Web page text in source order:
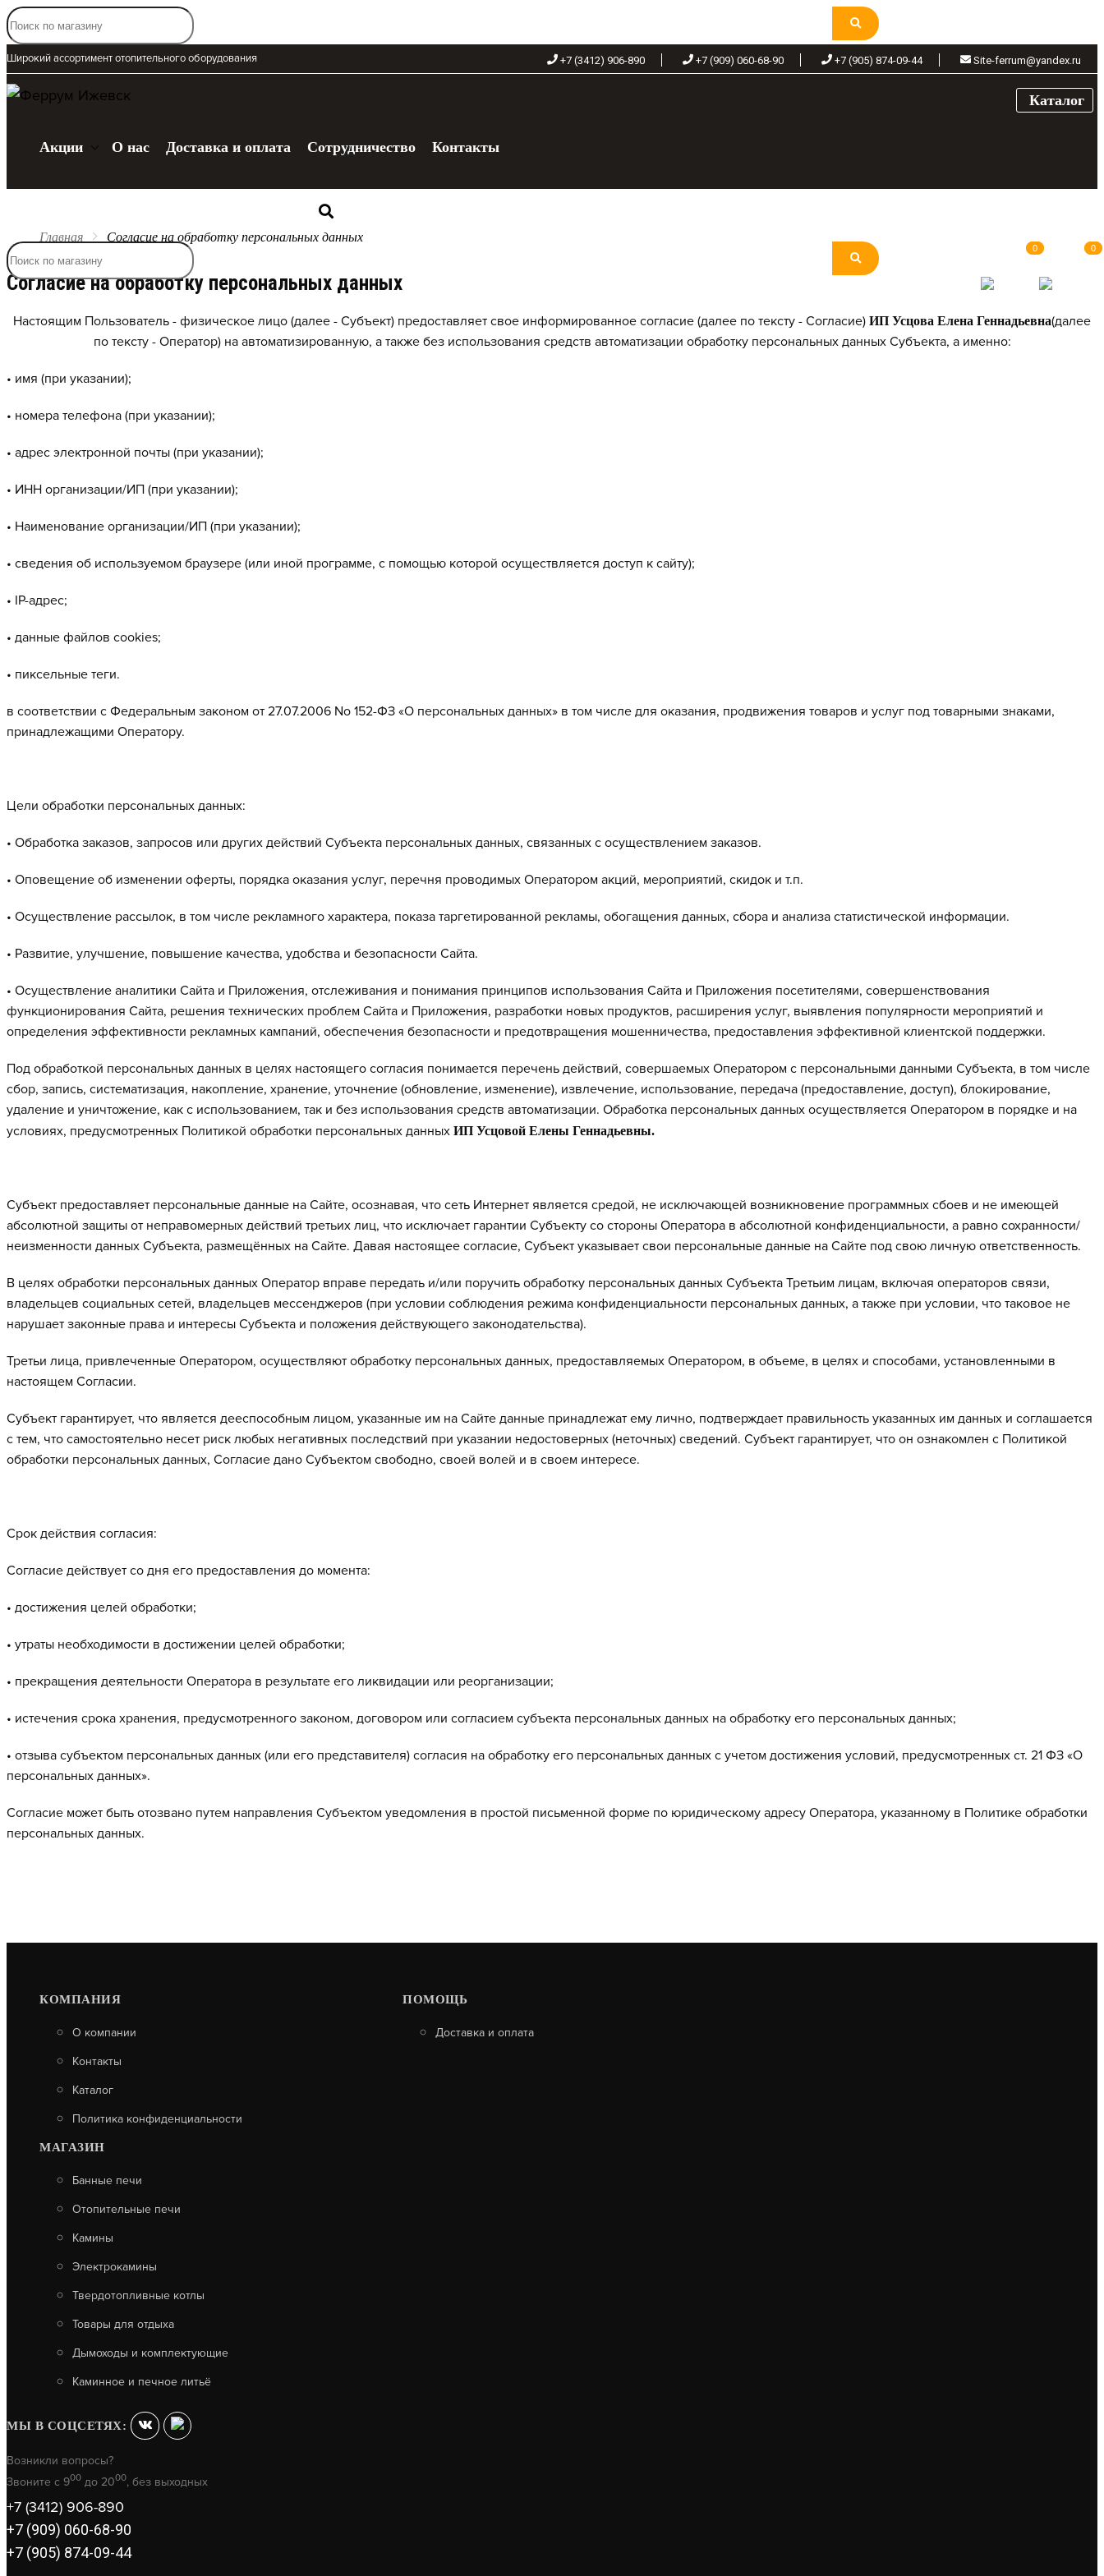
Широкий ассортимент отопительного оборудования +7 (3412) 906-890 +7 (909) 060-68-90 +7 (905) 874-09-44 Site-ferrum@yandex.ru
Каталог
Акции О нас Доставка и оплата Сотрудничество Контакты
0
0
0
0
Главная Согласие на обработку персональных данных
Согласие на обработку персональных данных
Настоящим Пользователь - физическое лицо (далее - Субъект) предоставляет свое информированное согласие (далее по тексту - Согласие) ИП Усцова Елена Геннадьевна(далее
по тексту - Оператор) на автоматизированную, а также без использования средств автоматизации обработку персональных данных Субъекта, а именно:
• имя (при указании);
• номера телефона (при указании);
• адрес электронной почты (при указании);
• ИНН организации/ИП (при указании);
• Наименование организации/ИП (при указании);
• сведения об используемом браузере (или иной программе, с помощью которой осуществляется доступ к сайту);
• IP-адрес;
• данные файлов cookies;
• пиксельные теги.
в соответствии с Федеральным законом от 27.07.2006 No 152-ФЗ «О персональных данных» в том числе для оказания, продвижения товаров и услуг под товарными знаками,
принадлежащими Оператору.
Цели обработки персональных данных:
• Обработка заказов, запросов или других действий Субъекта персональных данных, связанных с осуществлением заказов.
• Оповещение об изменении оферты, порядка оказания услуг, перечня проводимых Оператором акций, мероприятий, скидок и т.п.
• Осуществление рассылок, в том числе рекламного характера, показа таргетированной рекламы, обогащения данных, сбора и анализа статистической информации.
• Развитие, улучшение, повышение качества, удобства и безопасности Сайта.
• Осуществление аналитики Сайта и Приложения, отслеживания и понимания принципов использования Сайта и Приложения посетителями, совершенствования
функционирования Сайта, решения технических проблем Сайта и Приложения, разработки новых продуктов, расширения услуг, выявления популярности мероприятий и
определения эффективности рекламных кампаний, обеспечения безопасности и предотвращения мошенничества, предоставления эффективной клиентской поддержки.
Под обработкой персональных данных в целях настоящего согласия понимается перечень действий, совершаемых Оператором с персональными данными Субъекта, в том числе
сбор, запись, систематизация, накопление, хранение, уточнение (обновление, изменение), извлечение, использование, передача (предоставление, доступ), блокирование,
удаление и уничтожение, как с использованием, так и без использования средств автоматизации. Обработка персональных данных осуществляется Оператором в порядке и на
условиях, предусмотренных Политикой обработки персональных данных ИП Усцовой Елены Геннадьевны.
Субъект предоставляет персональные данные на Сайте, осознавая, что сеть Интернет является средой, не исключающей возникновение программных сбоев и не имеющей
абсолютной защиты от неправомерных действий третьих лиц, что исключает гарантии Субъекту со стороны Оператора в абсолютной конфиденциальности, а равно сохранности/
неизменности данных Субъекта, размещённых на Сайте. Давая настоящее согласие, Субъект указывает свои персональные данные на Сайте под свою личную ответственность.
В целях обработки персональных данных Оператор вправе передать и/или поручить обработку персональных данных Субъекта Третьим лицам, включая операторов связи,
владельцев социальных сетей, владельцев мессенджеров (при условии соблюдения режима конфиденциальности персональных данных, а также при условии, что таковое не
нарушает законные права и интересы Субъекта и положения действующего законодательства).
Третьи лица, привлеченные Оператором, осуществляют обработку персональных данных, предоставляемых Оператором, в объеме, в целях и способами, установленными в
настоящем Согласии.
Субъект гарантирует, что является дееспособным лицом, указанные им на Сайте данные принадлежат ему лично, подтверждает правильность указанных им данных и соглашается
с тем, что самостоятельно несет риск любых негативных последствий при указании недостоверных (неточных) сведений. Субъект гарантирует, что он ознакомлен с Политикой
обработки персональных данных, Согласие дано Субъектом свободно, своей волей и в своем интересе.
Срок действия согласия:
Согласие действует со дня его предоставления до момента:
• достижения целей обработки;
• утраты необходимости в достижении целей обработки;
• прекращения деятельности Оператора в результате его ликвидации или реорганизации;
• истечения срока хранения, предусмотренного законом, договором или согласием субъекта персональных данных на обработку его персональных данных;
• отзыва субъектом персональных данных (или его представителя) согласия на обработку его персональных данных с учетом достижения условий, предусмотренных ст. 21 ФЗ «О
персональных данных».
Согласие может быть отозвано путем направления Субъектом уведомления в простой письменной форме по юридическому адресу Оператора, указанному в Политике обработки
персональных данных.
КОМПАНИЯ
О компании
Контакты
Каталог
Политика конфиденциальности
ПОМОЩЬ
Доставка и оплата
МАГАЗИН
Банные печи
Отопительные печи
Камины
Электрокамины
Твердотопливные котлы
Товары для отдыха
Дымоходы и комплектующие
Каминное и печное литьё
МЫ В СОЦСЕТЯХ:
Возникли вопросы?
Звоните с 900 до 2000, без выходных
+7 (3412) 906-890
+7 (909) 060-68-90
+7 (905) 874-09-44